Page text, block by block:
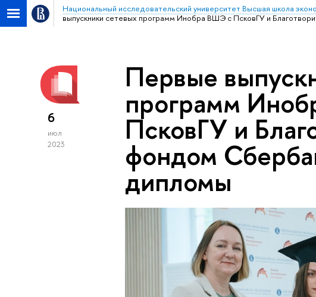
Национальный исследовательский университет Высшая школа
выпускники сетевых программ Инобра ВШЭ с ПсковГУ и
6
июл
2023
Первые
программ
ПсковГУ и
фондом
дипломы